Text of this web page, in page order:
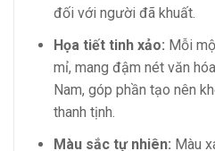
đối với người đã khuất.
Họa tiết tinh xảo: Mỗi
mỉ, mang đậm nét văn
Nam, góp phần tạo nên
thanh tịnh.
Màu sắc tự nhiên: Màu